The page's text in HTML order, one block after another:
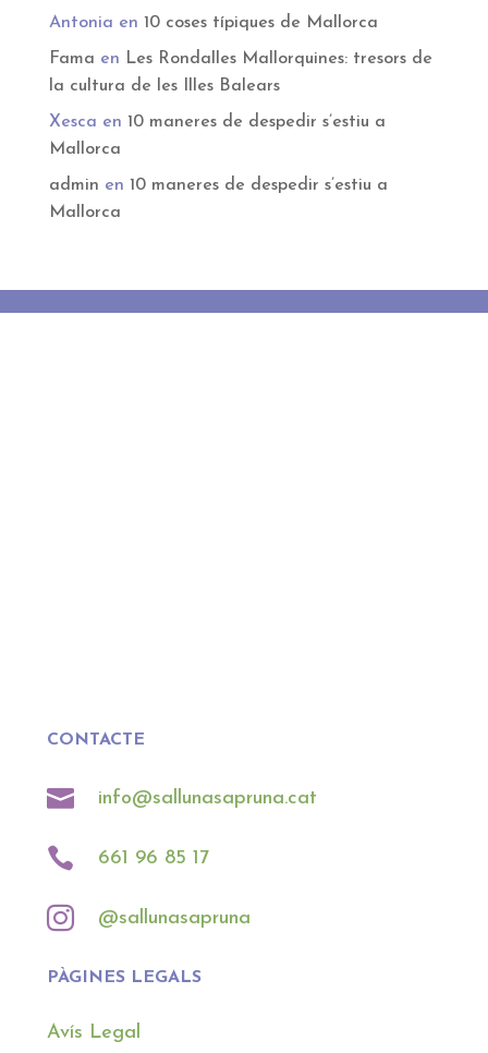
Antonia en 10 coses típiques de Mallorca
Fama en Les Rondalles Mallorquines: tresors de
la cultura de les Illes Balears
Xesca en 10 maneres de despedir s’estiu a
Mallorca
admin en 10 maneres de despedir s’estiu a
Mallorca
CONTACTE
 info@sallunasapruna.cat
 661 96 85 17
 @sallunasapruna
PÀGINES LEGALS
Avís Legal